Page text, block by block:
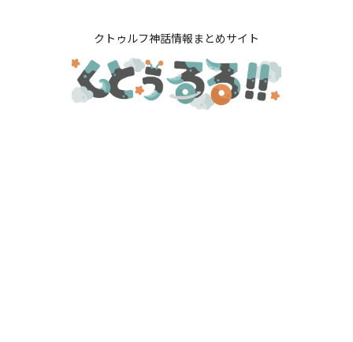
クトゥルフ神話情報まとめサイト